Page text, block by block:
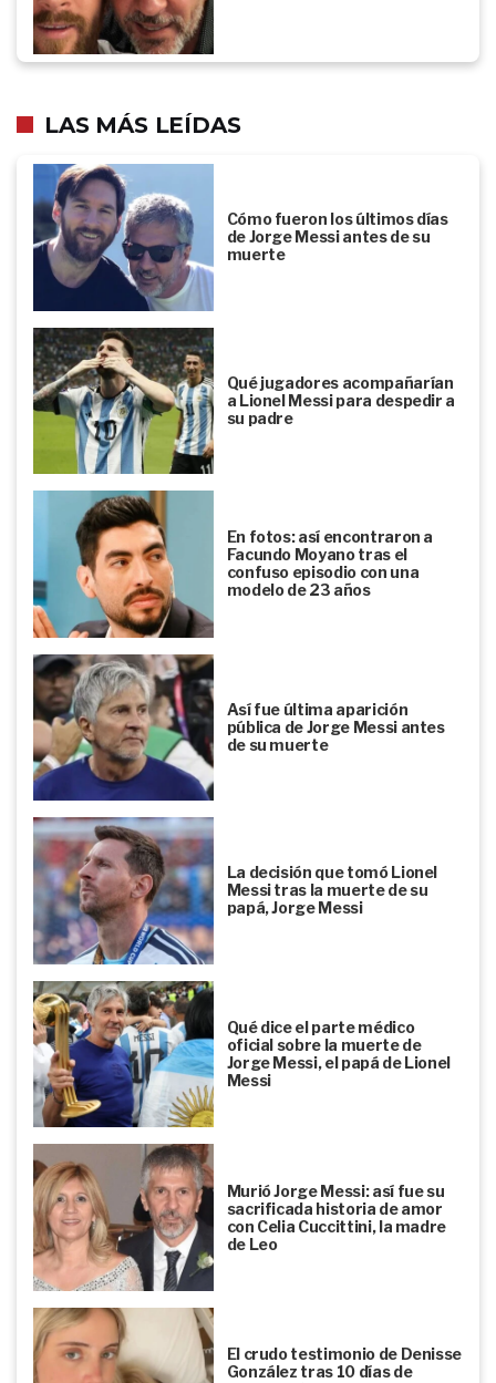
LAS MÁS LEÍDAS
Cómo fueron los últimos días
de Jorge Messi antes de su
muerte
Qué jugadores acompañarían
a Lionel Messi para despedir a
su padre
En fotos: así encontraron a
Facundo Moyano tras el
confuso episodio con una
modelo de 23 años
Así fue última aparición
pública de Jorge Messi antes
de su muerte
La decisión que tomó Lionel
Messi tras la muerte de su
papá, Jorge Messi
Qué dice el parte médico
oficial sobre la muerte de
Jorge Messi, el papá de Lionel
Messi
Murió Jorge Messi: así fue su
sacrificada historia de amor
con Celia Cuccittini, la madre
de Leo
El crudo testimonio de Denisse
González tras 10 días de